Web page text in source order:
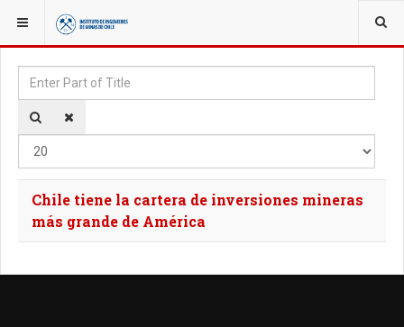
YOU ARE HERE: TAGS
Enter Part of Title
Chile tiene la cartera de inversiones mineras
más grande de América